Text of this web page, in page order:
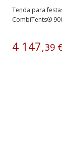
Tenda para
CombiTents®
4 147,39